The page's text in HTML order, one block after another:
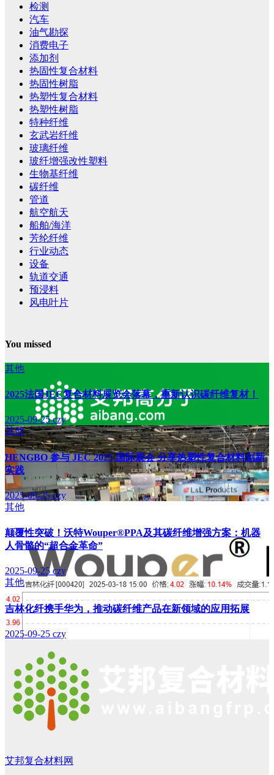
检测
汽车
油气勘探
消费电子
添加剂
热固性复合材料
热固性树脂
热塑性复合材料
热塑性树脂
特种纤维
玄武岩纤维
玻璃纤维
玻纤增强改性塑料
生物基纤维
碳纤维
管道
航空航天
船舶/海洋
芳纶纤维
行业动态
设备
轨道交通
预浸料
风电叶片
You missed
其他
2025法国JEC复合材料展览会落幕，重新认识碳纤维复材！
2025-09-25czy
其他
HENGBO 参与 JEC 2025 国际展会 分享热塑性复合材料创新
实践
2025-09-25czy
其他
颠覆性突破！沃特Wouper®PPA及其碳纤维增强方案：机器
人骨骼的“超合金革命”
2025-09-25 czy
其他
吉林化纤携手华为，推动碳纤维产品在新领域的应用拓展
2025-09-25 czy
艾邦复合材料网